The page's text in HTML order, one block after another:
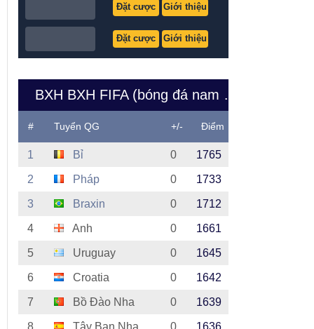
Đặt cược Giới thiệu
Đặt cược Giới thiệu
BXH BXH FIFA (bóng đá nam Việt Nam)
# Tuyển QG +/- Điểm
1 Bỉ 0 1765
2 Pháp 0 1733
3 Braxin 0 1712
4 Anh 0 1661
5 Uruguay 0 1645
6 Croatia 0 1642
7 Bồ Đào Nha 0 1639